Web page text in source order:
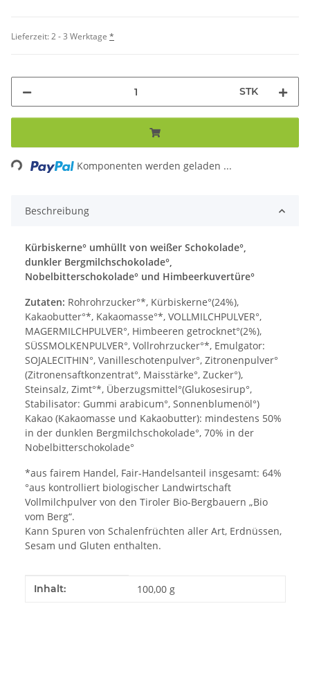
Lieferzeit:2 - 3 Werktage *
STK
Komponenten werden geladen ...
Beschreibung
Kürbiskerne° umhüllt von weißer Schokolade°,
dunkler Bergmilchschokolade°,
Nobelbitterschokolade° und Himbeerkuvertüre°
Zutaten: Rohrohrzucker°*, Kürbiskerne°(24%),
Kakaobutter°*, Kakaomasse°*, VOLLMILCHPULVER°,
MAGERMILCHPULVER°, Himbeeren getrocknet°(2%),
SÜSSMOLKENPULVER°, Vollrohrzucker°*, Emulgator:
SOJALECITHIN°, Vanilleschotenpulver°, Zitronenpulver°
(Zitronensaftkonzentrat°, Maisstärke°, Zucker°),
Steinsalz, Zimt°*, Überzugsmittel°(Glukosesirup°,
Stabilisator: Gummi arabicum°, Sonnenblumenöl°)
Kakao (Kakaomasse und Kakaobutter): mindestens 50%
in der dunklen Bergmilchschokolade°, 70% in der
Nobelbitterschokolade°
*aus fairem Handel, Fair-Handelsanteil insgesamt: 64%
°aus kontrolliert biologischer Landwirtschaft
Vollmilchpulver von den Tiroler Bio-Bergbauern „Bio
vom Berg“.
Kann Spuren von Schalenfrüchten aller Art, Erdnüssen,
Sesam und Gluten enthalten.
Produkteigenschaft
Wert
Inhalt: 100,00 g